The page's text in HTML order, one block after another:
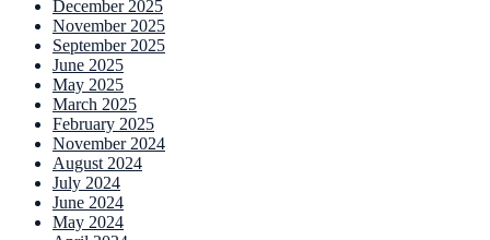
December 2025
November 2025
September 2025
June 2025
May 2025
March 2025
February 2025
November 2024
August 2024
July 2024
June 2024
May 2024